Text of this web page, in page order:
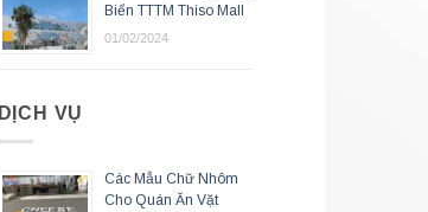
Biển TTTM Thiso Mall
01/02/2024
DỊCH VỤ
Các Mẫu Chữ Nhôm
Cho Quán Ăn Vặt